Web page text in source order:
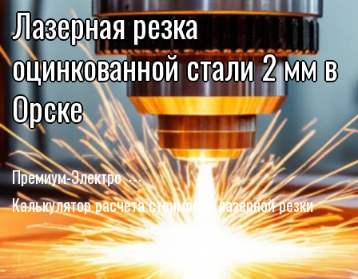
Лазерная резка
оцинкованной стали 2 мм в
Орске
Премиум-Электро
Калькулятор расчета стоимости лазерной резки